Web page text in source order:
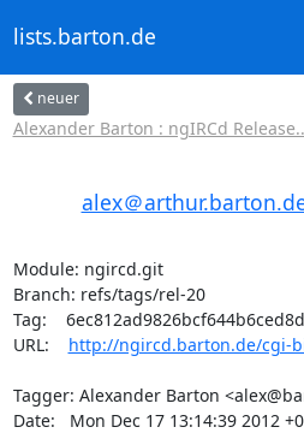
lists.barton.de
neuer
Alexander Barton : ngIRCd
alex＠
Module: ngircd.git
Branch: refs/tags/rel-20
Tag:
URL: http://ngircd.barton.de/cgi-
Tagger: Alexander Barton
Date:   Mon Dec 17 13:14:39 2012